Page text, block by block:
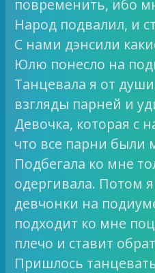
повременить, ибо
Народ подвалил, и
С нами дэнсили
Юлю понесло на
Танцевала я от
взгляды парней и
Девочка, которая с
что все парни были
Подбегала ко мне
одергивала. Потом
девчонки на
подходит ко мне
плечо и ставит
Пришлось